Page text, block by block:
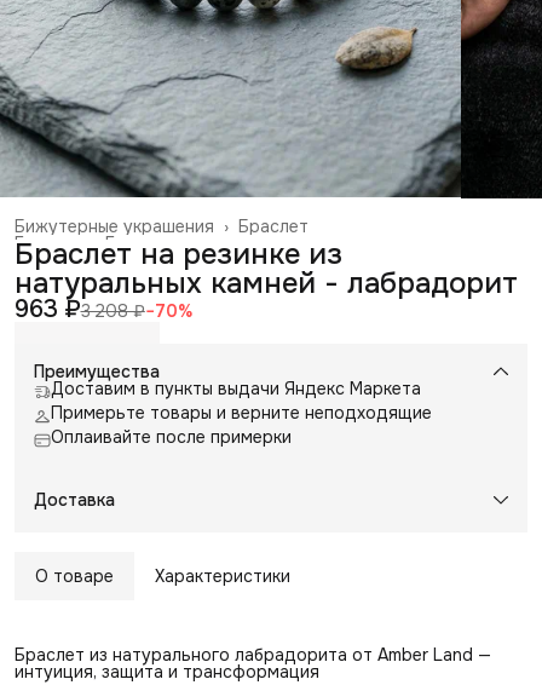
Браслет
Бижутерные украшения ›
Галантерея и аксессуары ›
Главная ›
Браслет на резинке из
натуральных камней - лабрадорит
963 ₽3 208 ₽−70%
Преимущества
Доставим в пункты выдачи Яндекс Маркета
Примерьте товары и верните неподходящие
Оплаивайте после примерки
Доставка
О товаре Характеристики
Браслет из натурального лабрадорита от Amber Land —
интуиция, защита и трансформация